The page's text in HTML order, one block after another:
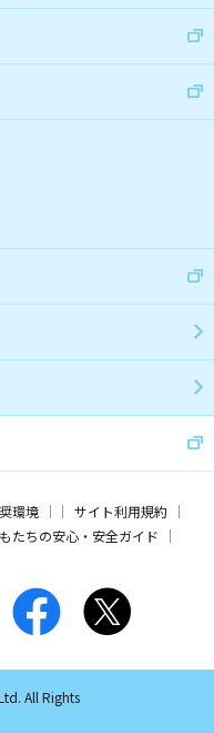
環境
サイト利用規約
たちの安心・安全ガイド
All Rights